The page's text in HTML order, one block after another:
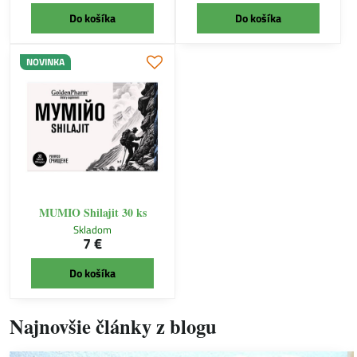
Do košíka Do košíka
NOVINKA
MUMIO Shilajit 30 ks
Skladom
7 €
Do košíka
Najnovšie články z blogu